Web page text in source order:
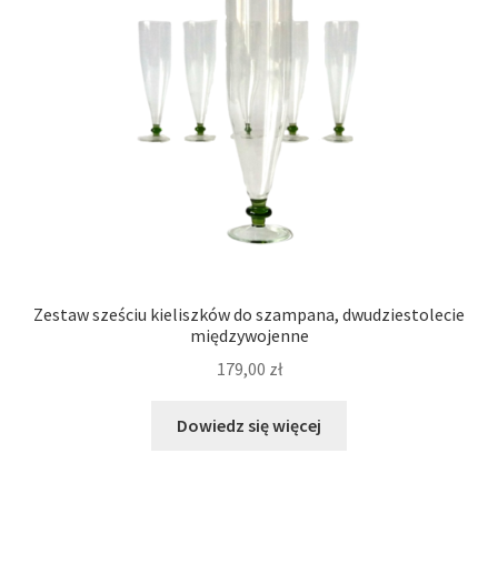
Zestaw sześciu kieliszków do szampana, dwudziestolecie
międzywojenne
179,00 zł
Dowiedz się więcej